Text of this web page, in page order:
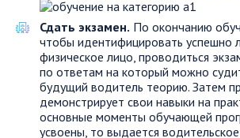
Сдать экзамен. По окончанию
чтобы идентифицировать успешно
физическое лицо, проводиться
по ответам на который можно
будущий водитель теорию. Затем
демонстрирует свои навыки на
основные моменты обучающей
усвоены, то выдается